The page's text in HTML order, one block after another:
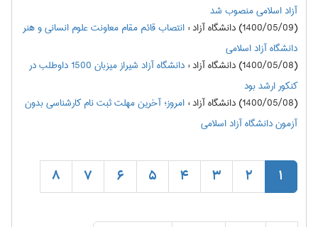
آزاد اسلامی منصوب شد
(1400/05/09) دانشگاه آزاد
:انتصاب قائم مقام معاونت علوم انسانی و هنر
دانشگاه آزاد اسلامی
(1400/05/08) دانشگاه آزاد
:
دانشگاه آزاد شیراز میزبان 1500 داوطلب در
کنکور ارشد بود
(1400/05/08) دانشگاه آزاد
:امروز؛ آخرین مهلت ثبت نام کارشناسی بدون
آزمون دانشگاه آزاد اسلامی
1
2
3
4
5
6
7
8